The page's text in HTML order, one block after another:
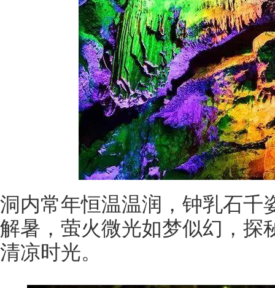
洞内常年恒温温润，钟乳石千
解暑，萤火微光如梦似幻，探
清凉时光。